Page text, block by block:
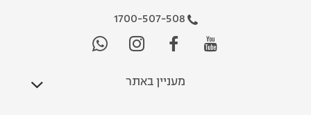
1700-507-508
מעניין באתר